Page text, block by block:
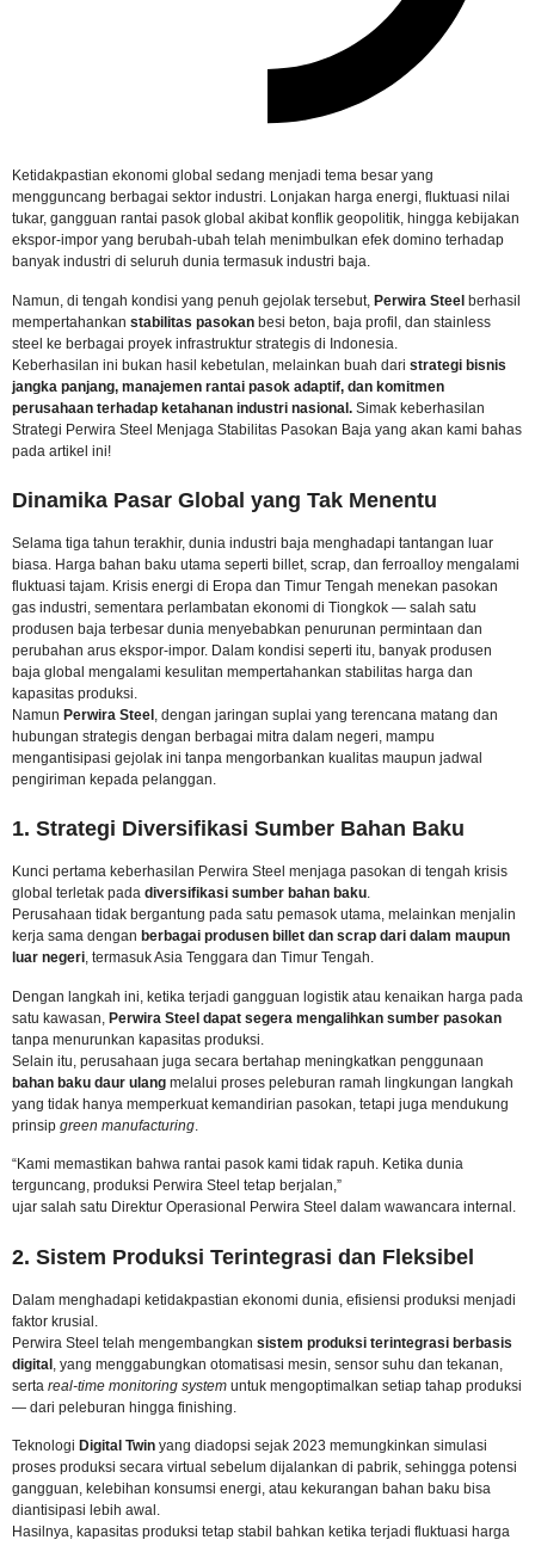
Ketidakpastian ekonomi global sedang menjadi tema besar yang
mengguncang berbagai sektor industri. Lonjakan harga energi, fluktuasi nilai
tukar, gangguan rantai pasok global akibat konflik geopolitik, hingga kebijakan
ekspor-impor yang berubah-ubah telah menimbulkan efek domino terhadap
banyak industri di seluruh dunia termasuk industri baja.
Namun, di tengah kondisi yang penuh gejolak tersebut, Perwira Steel berhasil
mempertahankan stabilitas pasokan besi beton, baja profil, dan stainless
steel ke berbagai proyek infrastruktur strategis di Indonesia.
Keberhasilan ini bukan hasil kebetulan, melainkan buah dari strategi bisnis
jangka panjang, manajemen rantai pasok adaptif, dan komitmen
perusahaan terhadap ketahanan industri nasional. Simak keberhasilan
Strategi Perwira Steel Menjaga Stabilitas Pasokan Baja yang akan kami bahas
pada artikel ini!
Dinamika Pasar Global yang Tak Menentu
Selama tiga tahun terakhir, dunia industri baja menghadapi tantangan luar
biasa. Harga bahan baku utama seperti billet, scrap, dan ferroalloy mengalami
fluktuasi tajam. Krisis energi di Eropa dan Timur Tengah menekan pasokan
gas industri, sementara perlambatan ekonomi di Tiongkok — salah satu
produsen baja terbesar dunia menyebabkan penurunan permintaan dan
perubahan arus ekspor-impor. Dalam kondisi seperti itu, banyak produsen
baja global mengalami kesulitan mempertahankan stabilitas harga dan
kapasitas produksi.
Namun Perwira Steel , dengan jaringan suplai yang terencana matang dan
hubungan strategis dengan berbagai mitra dalam negeri, mampu
mengantisipasi gejolak ini tanpa mengorbankan kualitas maupun jadwal
pengiriman kepada pelanggan.
1. Strategi Diversifikasi Sumber Bahan Baku
Kunci pertama keberhasilan Perwira Steel menjaga pasokan di tengah krisis
global terletak pada diversifikasi sumber bahan baku.
Perusahaan tidak bergantung pada satu pemasok utama, melainkan menjalin
kerja sama dengan berbagai produsen billet dan scrap dari dalam maupun
luar negeri, termasuk Asia Tenggara dan Timur Tengah.
Dengan langkah ini, ketika terjadi gangguan logistik atau kenaikan harga pada
satu kawasan, Perwira Steel dapat segera mengalihkan sumber pasokan
tanpa menurunkan kapasitas produksi.
Selain itu, perusahaan juga secara bertahap meningkatkan penggunaan
bahan baku daur ulang melalui proses peleburan ramah lingkungan langkah
yang tidak hanya memperkuat kemandirian pasokan, tetapi juga mendukung
prinsip green manufacturing
“Kami memastikan bahwa rantai pasok kami tidak rapuh. Ketika dunia
terguncang, produksi Perwira Steel tetap berjalan,”
ujar salah satu Direktur Operasional Perwira Steel dalam wawancara internal.
2. Sistem Produksi Terintegrasi dan Fleksibel
Dalam menghadapi ketidakpastian ekonomi dunia, efisiensi produksi menjadi
faktor krusial.
Perwira Steel telah mengembangkan sistem produksi terintegrasi berbasis
digital , yang menggabungkan otomatisasi mesin, sensor suhu dan tekanan,
serta real-time monitoring system untuk mengoptimalkan setiap tahap produksi
— dari peleburan hingga finishing.
Teknologi Digital Twin yang diadopsi sejak 2023 memungkinkan simulasi
proses produksi secara virtual sebelum dijalankan di pabrik, sehingga potensi
gangguan, kelebihan konsumsi energi, atau kekurangan bahan baku bisa
diantisipasi lebih awal.
Hasilnya, kapasitas produksi tetap stabil bahkan ketika terjadi fluktuasi harga